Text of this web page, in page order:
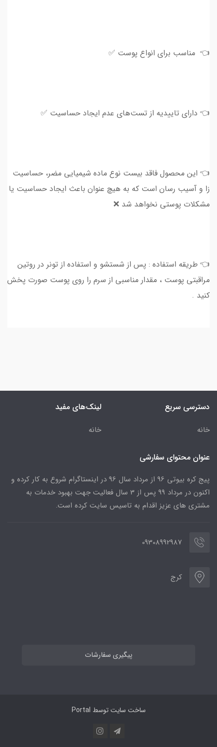
👈 مناسب برای انواع پوست ✅
👈 دارای تاییدیه از تست‌های عدم ایجاد حساسیت ✅
👈 این محصول فاقد بیست نوع ماده شیمیایی مضر، حساسیت‌
زا و آسیب رسان است که به هیچ عنوان باعث ایجاد حساسیت یا
مشکلات پوستی نخواهد شد ❌
👈 طریقه استفاده : پس از شستشو و استفاده از تونر در روتین
مراقبتی پوست ، مقدار مناسبی از سرم را روی پوست صورت پخش
کنید .
دسترسی سریع
خانه
لینک‌های مفید
خانه
عنوان محتوای سفارشی
پیج کره بیوتی 96 از مرداد سال 96 در اینستاگرام شروع به کار کرده و
اکنون در مرداد 99 پس از 3 سال فعالیت جهت بهبود خدمات به
مشتری های عزیز اقدام به تاسیس سایت کرده است.
09308992987
کرج
پیگیری سفارشات
ساخت سایت توسط Portal